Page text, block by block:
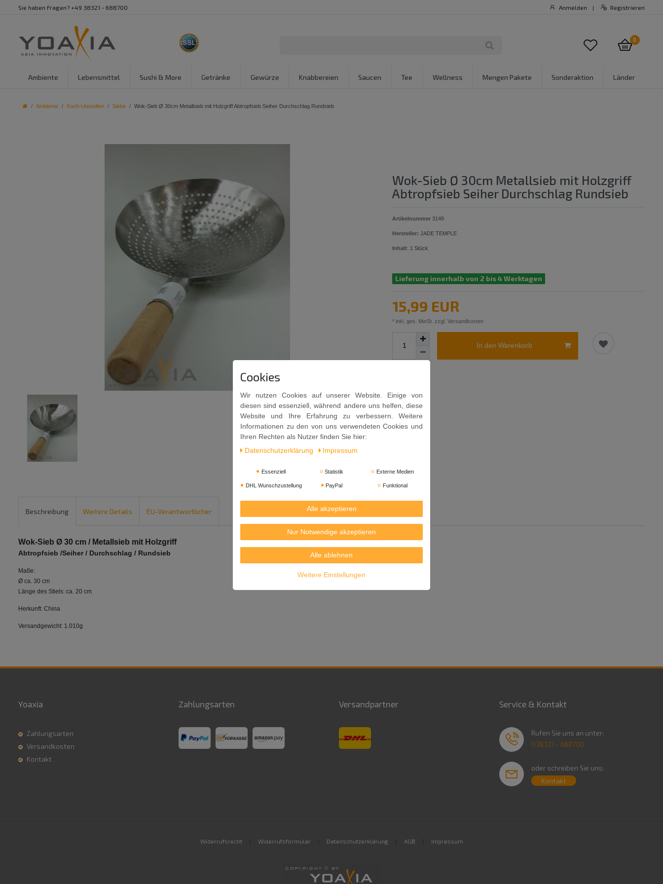
Sie haben Fragen? +49 38321 - 688700 Anmelden | Registrieren
0
Ambiente Lebensmittel Sushi & More Getränke Gewürze Knabbereien Saucen Tee Wellness Mengen Pakete Sonderaktion Länder
Ambiente Koch-Utensilien Siebe Wok-Sieb Ø 30cm Metallsieb mit Holzgriff Abtropfsieb Seiher Durchschlag Rundsieb
Wok-Sieb Ø 30cm Metallsieb mit Holzgriff
Abtropfsieb Seiher Durchschlag Rundsieb
Artikelnummer3149
Hersteller: JADE TEMPLE
Inhalt: 1 Stück
Lieferung innerhalb von 2 bis 4 Werktagen
15,99 EUR
* inkl. ges. MwSt. zzgl. Versandkosten
In den Warenkorb
Beschreibung Weitere Details EU-Verantwortlicher
Wok-Sieb Ø 30 cm / Metallsieb mit Holzgriff
Abtropfsieb /Seiher / Durchschlag / Rundsieb
Maße:
Ø ca. 30 cm
Länge des Stiels: ca. 20 cm
Herkunft: China
Versandgewicht: 1.010g
Yoaxia
Zahlungsarten
Versandkosten
Kontakt
Zahlungsarten Versandpartner Service & Kontakt
Rufen Sie uns an unter:
038321 - 688700
oder schreiben Sie uns:
Kontakt
Widerrufsrecht Widerrufsformular Datenschutzerklärung AGB Impressum
Cookies
Wir nutzen Cookies auf unserer Website. Einige von
diesen sind essenziell, während andere uns helfen, diese
Website und Ihre Erfahrung zu verbessern. Weitere
Informationen zu den von uns verwendeten Cookies und
Ihren Rechten als Nutzer finden Sie hier:
Daten­schutz­erklärung
Impressum
Essenziell Statistik Externe Medien
DHL Wunschzustellung PayPal Funktional
Alle akzeptieren
Nur Notwendige akzeptieren
Alle ablehnen
Weitere Einstellungen